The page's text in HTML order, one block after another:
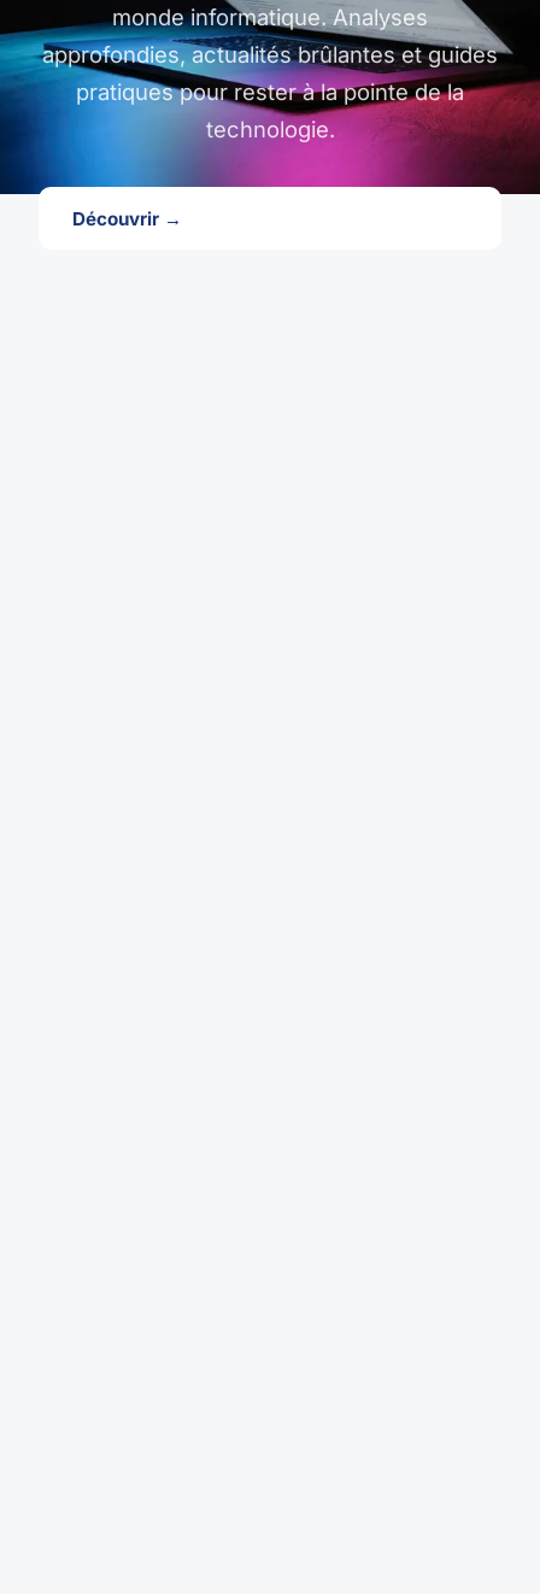
monde informatique. Analyses
approfondies, actualités brûlantes et guides
pratiques pour rester à la pointe de la
technologie.
Découvrir →